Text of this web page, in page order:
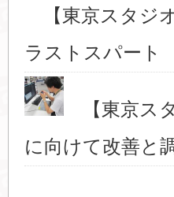
【東京スタジ
ラストスパート
【東京ス
に向けて改善と